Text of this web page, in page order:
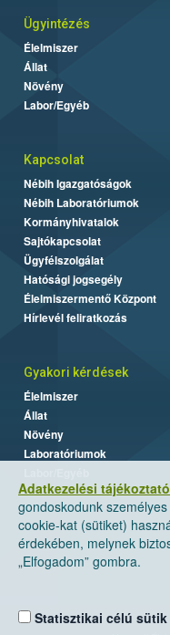
Adatkezelési
gondoskodunk
cookie-kat (sütiket)
érdekében, melynek
„Elfogadom” gombra.
Statisztikai célú sütik
Ügyintézés
Élelmiszer
Állat
Növény
Labor/Egyéb
Kapcsolat
Nébih Igazgatóságok
Nébih Laboratóriumok
Kormányhivatalok
Sajtókapcsolat
Ügyfélszolgálat
Hatósági jogsegély
Élelmiszermentő Központ
Hírlevél feliratkozás
Gyakori kérdések
Élelmiszer
Állat
Növény
Laboratóriumok